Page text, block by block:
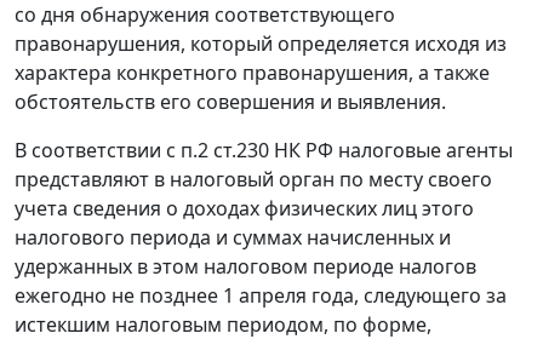
со дня обнаружения соответствующего
правонарушения, который определяется исходя из
характера конкретного правонарушения, а также
обстоятельств его совершения и выявления.
В соответствии с п.2 ст.230 НК РФ налоговые агенты
представляют в налоговый орган по месту своего
учета сведения о доходах физических лиц этого
налогового периода и суммах начисленных и
удержанных в этом налоговом периоде налогов
ежегодно не позднее 1 апреля года, следующего за
истекшим налоговым периодом, по форме,